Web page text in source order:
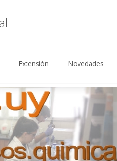
Extensión Novedades